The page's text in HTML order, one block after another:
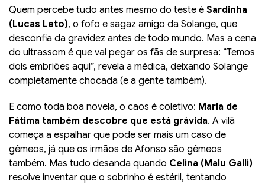
Quem percebe tudo antes mesmo do teste é Sardinha
(Lucas Leto), o fofo e sagaz amigo da Solange, que
desconfia da gravidez antes de todo mundo. Mas a cena
do ultrassom é que vai pegar os fãs de surpresa: “Temos
dois embriões aqui”, revela a médica, deixando Solange
completamente chocada (e a gente também).
E como toda boa novela, o caos é coletivo: Maria de
Fátima também descobre que está grávida. A vilã
começa a espalhar que pode ser mais um caso de
gêmeos, já que os irmãos de Afonso são gêmeos
também. Mas tudo desanda quando Celina (Malu Galli)
resolve inventar que o sobrinho é estéril, tentando